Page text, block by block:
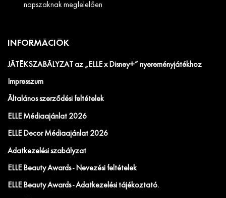
napszaknak megfelelően
INFORMÁCIÓK
JÁTÉKSZABÁLYZAT az „ELLE x Disney+” nyereményjátékhoz
Impresszum
Általános szerződési feltételek
ELLE Médiaajánlat 2026
ELLE Decor Médiaajánlat 2026
Adatkezelési szabályzat
ELLE Beauty Awards - Nevezési feltételek
ELLE Beauty Awards - Adatkezelési tájékoztató.